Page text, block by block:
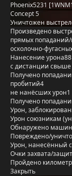
Phoenix5231
Concept 5
Уничтожен
Произведено
прямых
осколочно-
Нанесение урона
с дистанции свыше
Получено
пробитий4
не нанёсших урон1
Получено
Урон,
Урон союзникам
Обнаружено
Повреждено/
Урон, нанесённый
Очки захвата/
Пройдено
Закрыть